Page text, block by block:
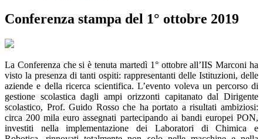
Conferenza stampa del 1° ottobre 2019
La Conferenza che si è tenuta martedì 1° ottobre all’IIS Marconi ha
visto la presenza di tanti ospiti: rappresentanti delle Istituzioni, delle
aziende e della ricerca scientifica. L’evento voleva un percorso di
gestione scolastica dagli ampi orizzonti capitanato dal Dirigente
scolastico, Prof. Guido Rosso che ha portato a risultati ambiziosi:
circa 200 mila euro assegnati partecipando ai bandi europei PON,
investiti nella implementazione dei Laboratori di Chimica e